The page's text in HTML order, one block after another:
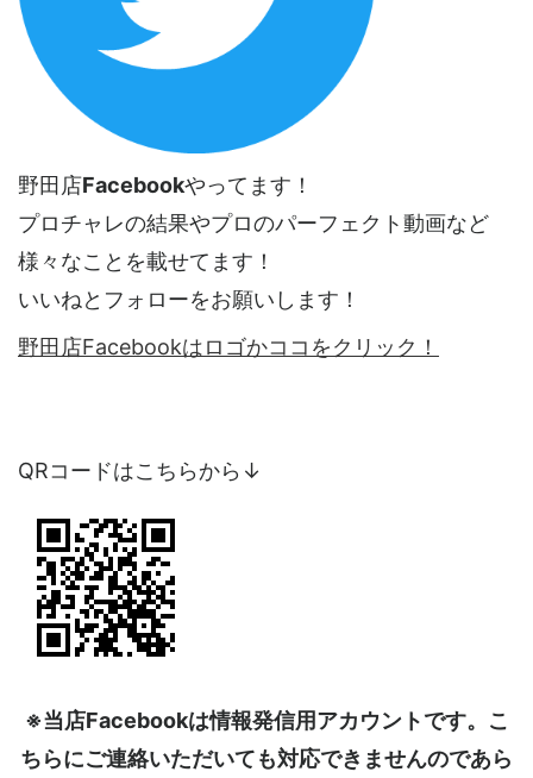
野田店Facebookやってます！
プロチャレの結果やプロのパーフェクト動画など
様々なことを載せてます！
いいねとフォローをお願いします！
野田店Facebookはロゴかココをクリック！
QRコードはこちらから↓
※当店Facebookは情報発信用アカウントです。こ
ちらにご連絡いただいても対応できませんのであら